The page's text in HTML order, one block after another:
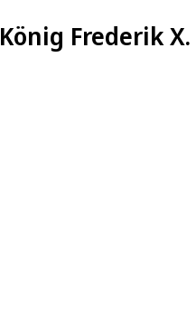
König Frederik